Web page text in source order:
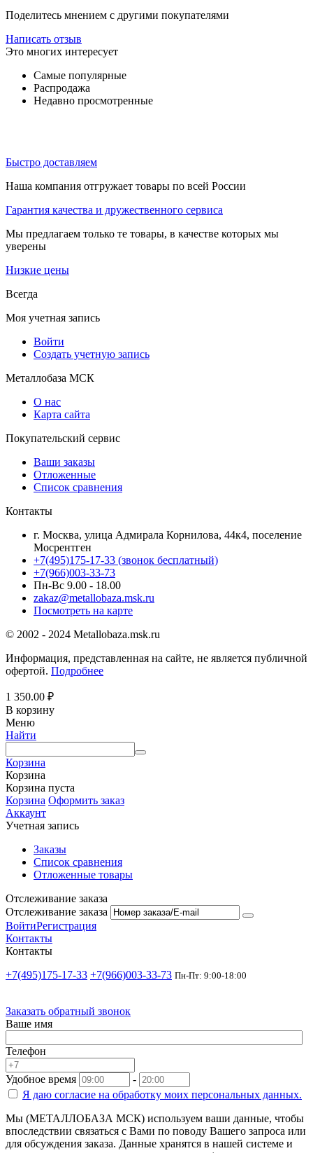
Поделитесь мнением с другими покупателями
Написать отзыв
Это многих интересует
Самые популярные
Распродажа
Недавно просмотренные
Быстро доставляем
Наша компания отгружает товары по всей России
Гарантия качества и дружественного сервиса
Мы предлагаем только те товары, в качестве которых мы
уверены
Низкие цены
Всегда
Моя учетная запись
Войти
Создать учетную запись
Металлобаза МСК
О нас
Карта сайта
Покупательский сервис
Ваши заказы
Отложенные
Список сравнения
Контакты
г. Москва, улица Адмирала Корнилова, 44к4, поселение
Мосрентген
+7(495)175-17-33 (звонок бесплатный)
+7(966)003-33-73
Пн-Вс 9.00 - 18.00
zakaz@metallobaza.msk.ru
Посмотреть на карте
© 2002 - 2024 Metallobaza.msk.ru
Информация, представленная на сайте, не является публичной
офертой. Подробнее
1 350.00 ₽
В корзину
Меню
Найти
Корзина
Корзина
Корзина пуста
Корзина Оформить заказ
Аккаунт
Учетная запись
Заказы
Список сравнения
Отложенные товары
Отслеживание заказа
Отслеживание заказа
ВойтиРегистрация
Контакты
Контакты
+7(495)175-17-33 +7(966)003-33-73 Пн-Пт: 9:00-18:00
Заказать обратный звонок
Ваше имя
Телефон
Удобное время
-
Я даю согласие на обработку моих персональных данных.
Мы (МЕТАЛЛОБАЗА МСК) используем ваши данные, чтобы
впоследствии связаться с Вами по поводу Вашего запроса или
для обсуждения заказа. Данные хранятся в нашей системе и